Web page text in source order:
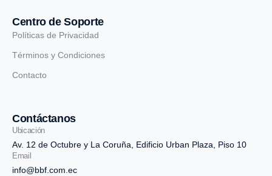
Centro de Soporte
Políticas de Privacidad
Términos y Condiciones
Contacto
Contáctanos
Ubicación
Av. 12 de Octubre y La Coruña, Edificio Urban Plaza, Piso 10
Email
info@bbf.com.ec